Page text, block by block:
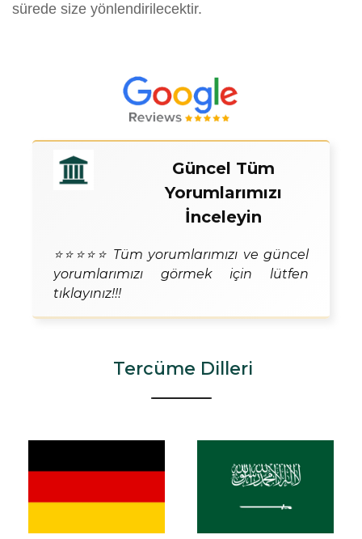
sürede size yönlendirilecektir.
Güncel Tüm
Yorumlarımızı
İnceleyin
⭐⭐⭐⭐⭐ Tüm yorumlarımızı ve güncel
yorumlarımızı görmek için lütfen
tıklayınız!!!
Tercüme Dilleri